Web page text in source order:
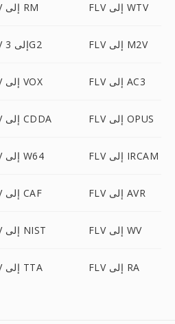
FLV إلى RM FLV إلى WTV
FLV إلى 3G2 FLV إلى M2V
FLV إلى VOX FLV إلى AC3
FLV إلى CDDA FLV إلى OPUS
FLV إلى W64 FLV إلى IRCAM
FLV إلى CAF FLV إلى AVR
FLV إلى NIST FLV إلى WV
FLV إلى TTA FLV إلى RA